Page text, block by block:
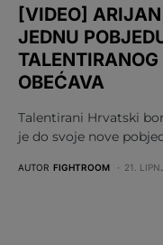
[VIDEO]
JEDNU
OBEĆAVA
Talentirani Hrvatski
je do svoje nove
AUTOR FIGHTROOM 21.